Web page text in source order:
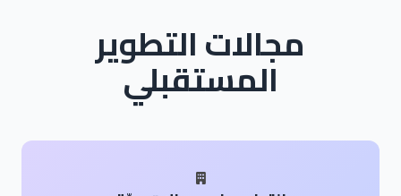
مجالات التطوير
المستقبلي